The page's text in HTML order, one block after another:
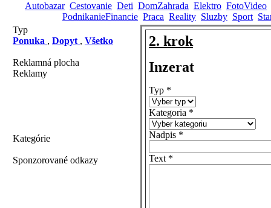
Autobazar Cestovanie Deti DomZahrada Elektro FotoVideo
PodnikanieFinancie Praca Reality Sluzby Sport
Typ
Ponuka , Dopyt , Všetko
Reklamná plocha
Reklamy
Kategórie
Sponzorované odkazy
2. krok
Inzerat
Typ *
Kategoria *
Nadpis *
Text *